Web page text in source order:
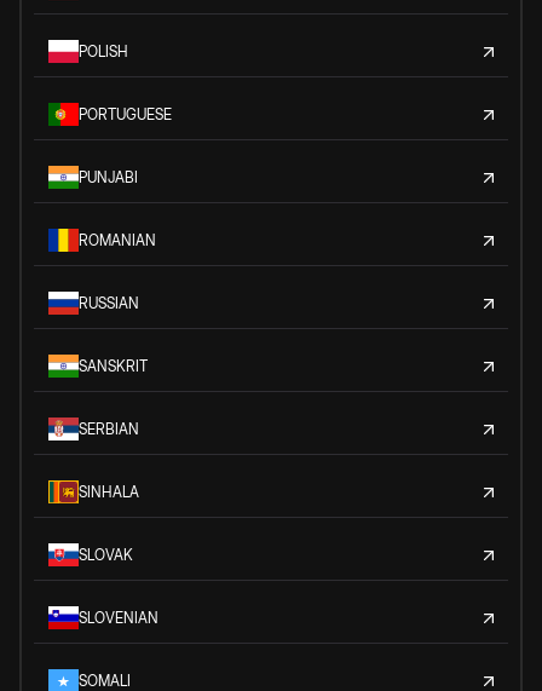
POLISH
PORTUGUESE
PUNJABI
ROMANIAN
RUSSIAN
SANSKRIT
SERBIAN
SINHALA
SLOVAK
SLOVENIAN
SOMALI